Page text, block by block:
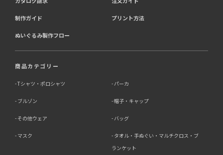
制作ガイド プリント方法
ぬいぐるみ製作フロー
商品カテゴリー
Tシャツ・ポロシャツ パーカ
ブルゾン 帽子・キャップ
その他ウェア バッグ
マスク
タオル・手ぬぐい・マルチクロス・ブ
ランケット